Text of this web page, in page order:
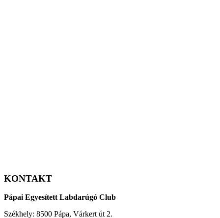
KONTAKT
Pápai Egyesített Labdarúgó Club
Székhely: 8500 Pápa, Várkert út 2.